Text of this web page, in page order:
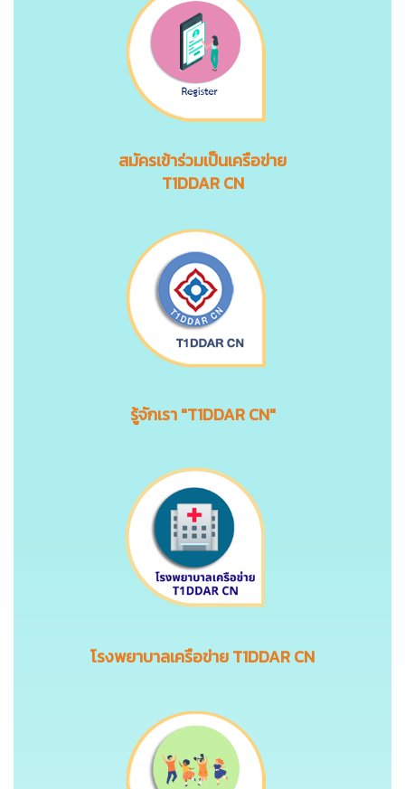
สมัครเข้าร่วมเป็นเครือข่าย
T1DDAR CN
รู้จักเรา "T1DDAR CN"
โรงพยาบาลเครือข่าย T1DDAR CN